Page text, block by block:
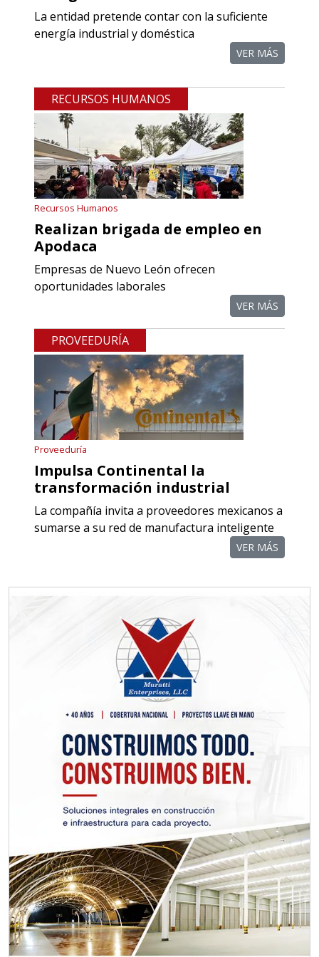
Empresa en Querétaro
Requiere:
REFACCIONES PARA
Especificaciones:
Requisitos: Otorgar condiciones de
crédito acordes a las políticas del
grupo, contar con instalaciones
cercanas a la región y otorgar
referencias comerciales.
Aplicar al Requerimiento
Empresa en Querétaro
COMPONENTES PARA
RECTIFICADORAS
Especificaciones:
Requisitos: Otorgar condiciones de
crédito acordes a las políticas del
grupo, contar con instalaciones
cercanas a la región y otorgar
referencias comerciales.
Aplicar al Requerimiento
Requisitos: Otorgar condiciones de
crédito acordes a las políticas del
grupo, contar con instalaciones
cercanas a la región y otorgar
referencias comerciales.
Aplicar al Requerimiento
Empresa en Querétaro
CONSULTORÍAS DE
RECURSOS HUMANOS
Especificaciones:
Requisitos: Otorgar condiciones de
crédito acordes a las políticas del
La entidad pretende contar con la suficiente
energía industrial y doméstica
VER MÁS
RECURSOS HUMANOS
Recursos Humanos
Realizan brigada de empleo en
Apodaca
Empresas de Nuevo León ofrecen
oportunidades laborales
VER MÁS
PROVEEDURÍA
Proveeduría
Impulsa Continental la
transformación industrial
La compañía invita a proveedores mexicanos a
sumarse a su red de manufactura inteligente
VER MÁS